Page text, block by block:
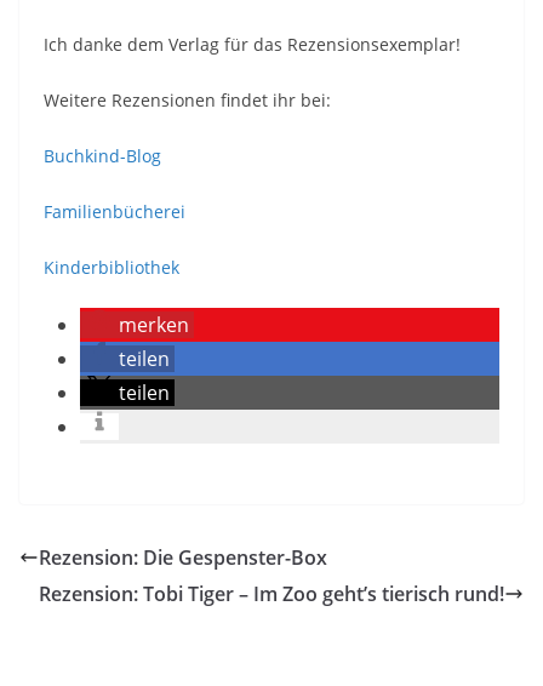
Ich danke dem Verlag für das Rezensionsexemplar!
Weitere Rezensionen findet ihr bei:
Buchkind-Blog
Familienbücherei
Kinderbibliothek
merken
teilen
teilen
Rezension: Die Gespenster-Box
Rezension: Tobi Tiger – Im Zoo geht’s tierisch rund!